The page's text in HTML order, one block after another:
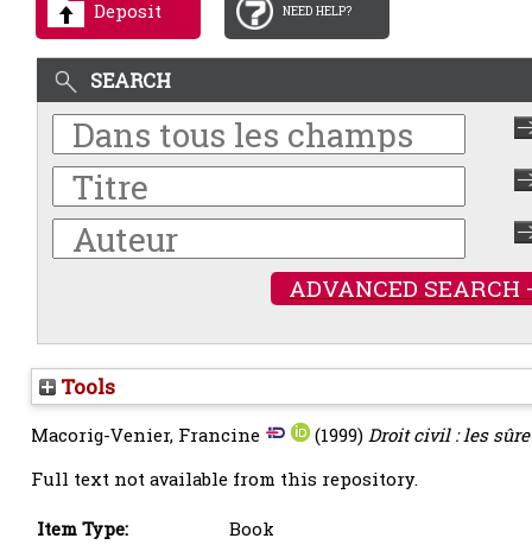
Deposit NEED HELP?
SEARCH
ADVANCED SEARCH
Tools
Macorig-Venier, Francine (1999)Droit civil : les
Full text not available from this repository.
Item Type:
Book